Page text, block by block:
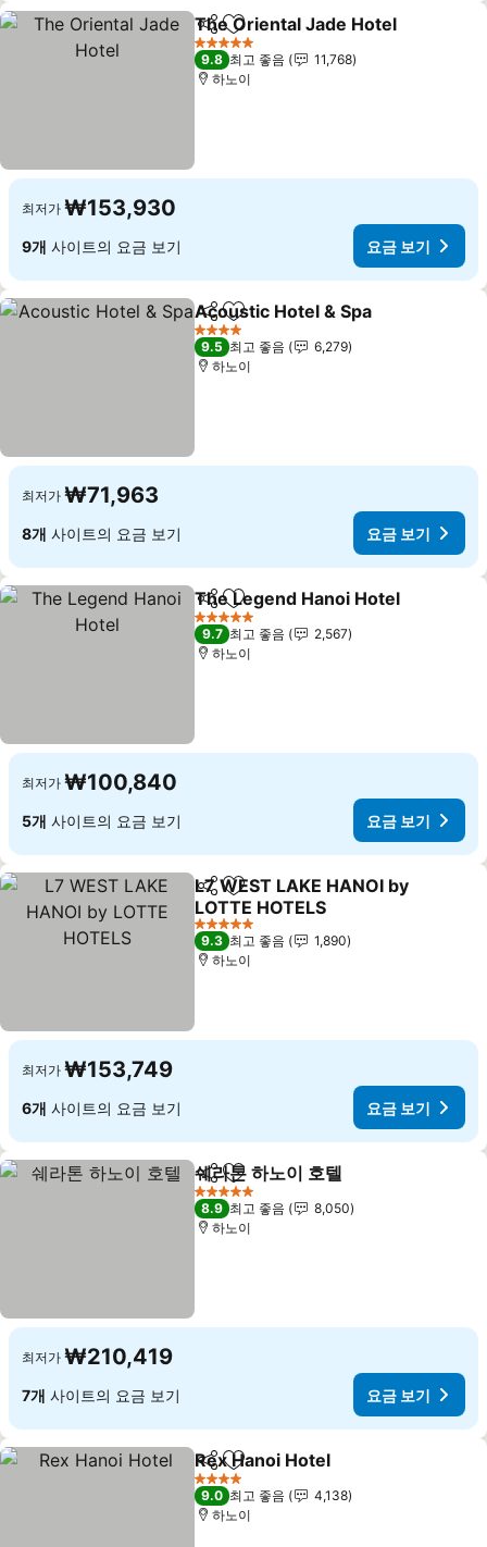
공유 즐겨찾기에 추가
The Oriental Jade Hotel
5 성급
9.8 최고 좋음
11,768
하노이
최저가 ₩153,930
9개 사이트의 요금 보기 요금 보기
공유 즐겨찾기에 추가
Acoustic Hotel & Spa
4 성급
9.5 최고 좋음
6,279
하노이
최저가 ₩71,963
8개 사이트의 요금 보기 요금 보기
공유 즐겨찾기에 추가
The Legend Hanoi Hotel
5 성급
9.7 최고 좋음
2,567
하노이
최저가 ₩100,840
5개 사이트의 요금 보기 요금 보기
공유 즐겨찾기에 추가
L7 WEST LAKE HANOI by
LOTTE HOTELS
요금 보기
5 성급
9.3 최고 좋음
1,890
하노이
최저가 ₩153,749
6개 사이트의 요금 보기 요금 보기
공유 즐겨찾기에 추가
쉐라톤 하노이 호텔
5 성급
8.9 최고 좋음
8,050
하노이
최저가 ₩210,419
7개 사이트의 요금 보기 요금 보기
공유 즐겨찾기에 추가
Rex Hanoi Hotel
4 성급
9.0 최고 좋음
4,138
하노이